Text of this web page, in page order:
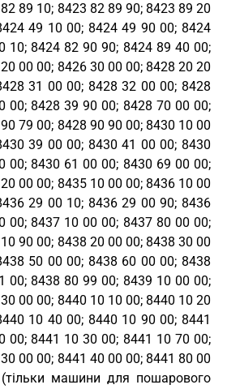
89 10; 8423 82 89 90; 8423 89 20
49 10 00; 8424 49 90 00; 8424
10; 8424 82 90 90; 8424 89 40 00;
00 00; 8426 30 00 00; 8428 20 20
31 00 00; 8428 32 00 00; 8428
00; 8428 39 90 00; 8428 70 00 00;
79 00; 8428 90 90 00; 8430 10 00
39 00 00; 8430 41 00 00; 8430
00; 8430 61 00 00; 8430 69 00 00;
00 00; 8435 10 00 00; 8436 10 00
29 00 10; 8436 29 00 90; 8436
00; 8437 10 00 00; 8437 80 00 00;
90 00; 8438 20 00 00; 8438 30 00
50 00 00; 8438 60 00 00; 8438
00; 8438 80 99 00; 8439 10 00 00;
00 00; 8440 10 10 00; 8440 10 20
10 40 00; 8440 10 90 00; 8441
00; 8441 10 30 00; 8441 10 70 00;
00 00; 8441 40 00 00; 8441 80 00
машини для пошарового